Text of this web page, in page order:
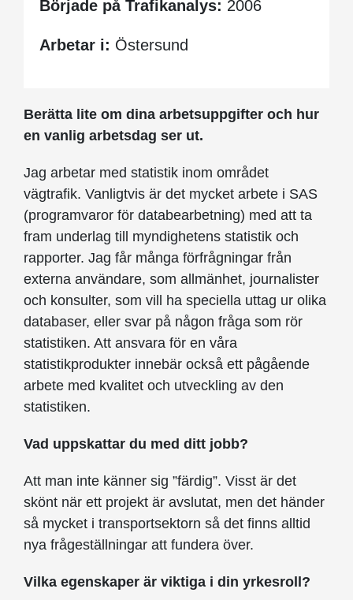
Började på Trafikanalys: 2006
Arbetar i: Östersund
Berätta lite om dina arbetsuppgifter och hur
en vanlig arbetsdag ser ut.
Jag arbetar med statistik inom området
vägtrafik. Vanligtvis är det mycket arbete i SAS
(programvaror för databearbetning) med att ta
fram underlag till myndighetens statistik och
rapporter. Jag får många förfrågningar från
externa användare, som allmänhet, journalister
och konsulter, som vill ha speciella uttag ur olika
databaser, eller svar på någon fråga som rör
statistiken. Att ansvara för en våra
statistikprodukter innebär också ett pågående
arbete med kvalitet och utveckling av den
statistiken.
Vad uppskattar du med ditt jobb?
Att man inte känner sig ”färdig”. Visst är det
skönt när ett projekt är avslutat, men det händer
så mycket i transportsektorn så det finns alltid
nya frågeställningar att fundera över.
Vilka egenskaper är viktiga i din yrkesroll?